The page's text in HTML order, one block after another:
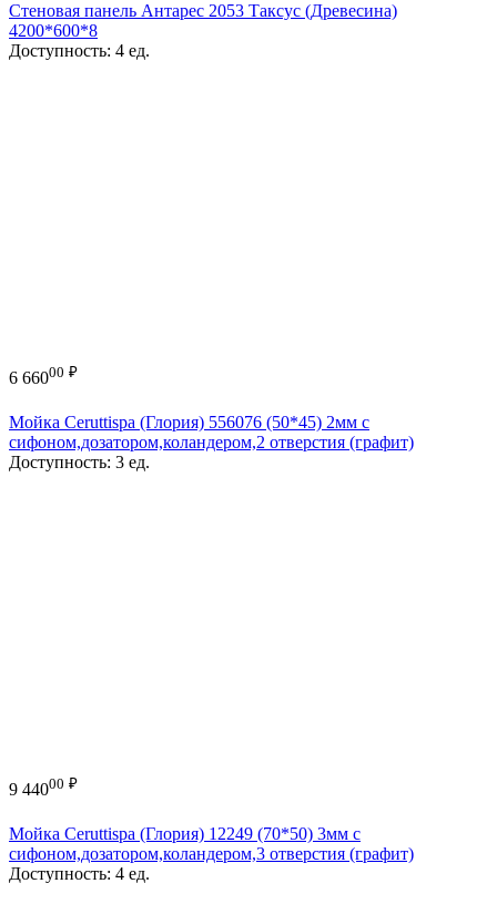
Стеновая панель Антарес 2053 Таксус (Древесина)
4200*600*8
Доступность: 4 ед.
6 66000 ₽
Мойка Ceruttispa (Глория) 556076 (50*45) 2мм с
сифоном,дозатором,коландером,2 отверстия (графит)
Доступность: 3 ед.
9 44000 ₽
Мойка Ceruttispa (Глория) 12249 (70*50) 3мм с
сифоном,дозатором,коландером,3 отверстия (графит)
Доступность: 4 ед.